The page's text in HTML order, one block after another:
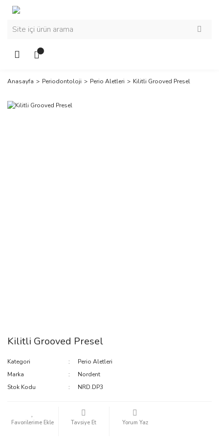
Anasayfa Periodontoloji Perio Aletleri Kilitli Grooved Presel
Kilitli Grooved Presel
Kategori
Perio Aletleri
Marka
Nordent
Stok Kodu
NRD.DP3
Tavsiye Et Yorum Yaz